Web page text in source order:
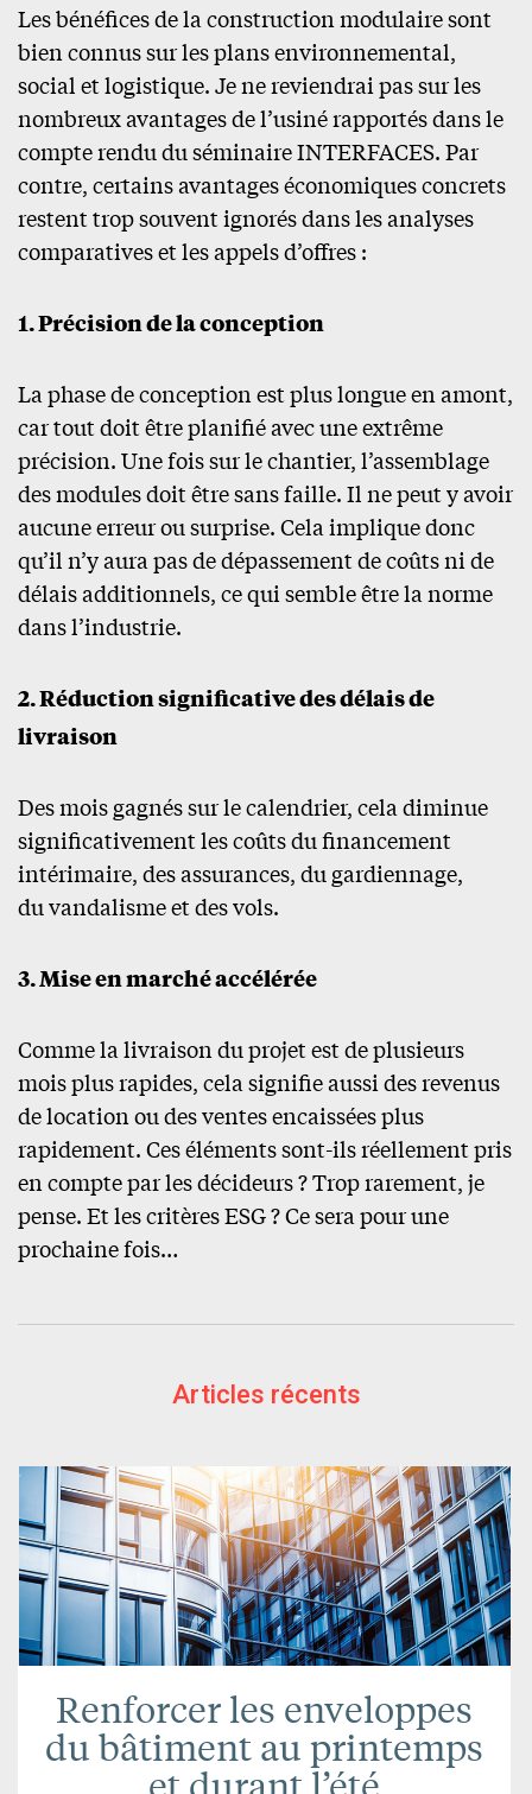
Les bénéfices de la construction modulaire sont
bien connus sur les plans environnemental,
social et logistique. Je ne reviendrai pas sur les
nombreux avantages de l’usiné rapportés dans le
compte rendu du séminaire INTERFACES. Par
contre, certains avantages économiques concrets
restent trop souvent ignorés dans les analyses
comparatives et les appels d’offres :
1. Précision de la conception
La phase de conception est plus longue en amont,
car tout doit être planifié avec une extrême
précision. Une fois sur le chantier, l’assemblage
des modules doit être sans faille. Il ne peut y avoir
aucune erreur ou surprise. Cela implique donc
qu’il n’y aura pas de dépassement de coûts ni de
délais additionnels, ce qui semble être la norme
dans l’industrie.
2. Réduction significative des délais de
livraison
Des mois gagnés sur le calendrier, cela diminue
significativement les coûts du financement
intérimaire, des assurances, du gardiennage,
du vandalisme et des vols.
3. Mise en marché accélérée
Comme la livraison du projet est de plusieurs
mois plus rapides, cela signifie aussi des revenus
de location ou des ventes encaissées plus
rapidement. Ces éléments sont-ils réellement pris
en compte par les décideurs ? Trop rarement, je
pense. Et les critères ESG ? Ce sera pour une
prochaine fois…
Articles récents
Renforcer les enveloppes
du bâtiment au printemps
et durant l’été